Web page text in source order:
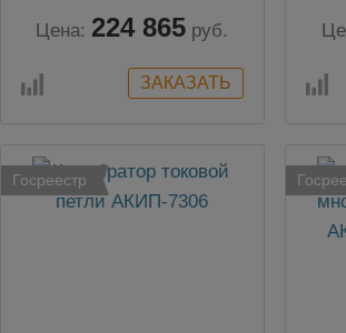
Цена: 224 865 руб.
Госреестр